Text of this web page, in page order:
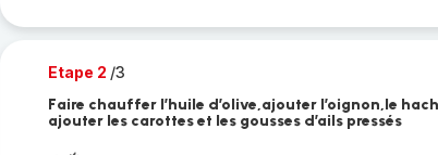
Etape 2 /3
Faire chauffer l’huile d’olive,ajouter l’oignon,le
ajouter les carottes et les gousses d’ails pressés